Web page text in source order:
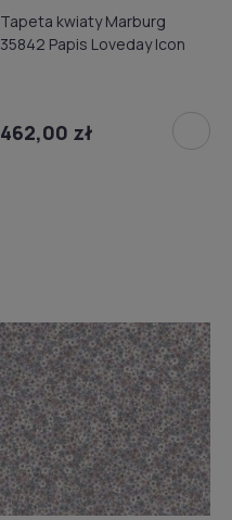
Tapeta kwiaty Marburg
35842 Papis Loveday Icon
462,00 zł